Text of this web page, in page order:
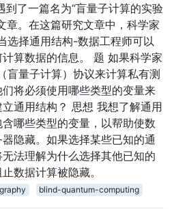
到了一篇名为“盲量子计算的实验
章。在这篇研究文章中，科学家
选择通用结构-数据工程师可以
算数据的信息。 题 如果科学家
盲量子计算）协议来计算私有测
将必须使用哪些类型的变量来
通用结构？ 思想 我想了解通用
哪些类型的变量，以帮助使数
隐藏。如果选择某些已知的通
法理解为什么选择其他已知的
数据计算被隐藏。
blind-quantum-computing